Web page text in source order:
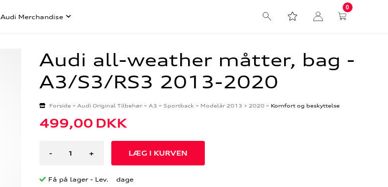
Audi Merchandise
0
Audi all-weather måtter, bag -
A3/S3/RS3 2013-2020
Forside» Audi Original Tilbehør» A3 » Sportback » Modelår 2013 > 2020» Komfort og beskyttelse
499,00 DKK
- +
Få på lager - Lev. dage